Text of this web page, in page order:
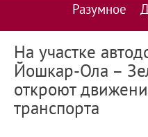
Разумное
На участке
Йошкар-Ола –
откроют
транспорта